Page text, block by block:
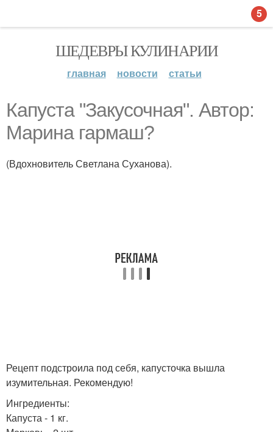
ШЕДЕВРЫ КУЛИНАРИИ
главная новости статьи
Капуста "Закусочная". Автор:
Марина гармаш?
(Вдохновитель Светлана Суханова).
Рецепт подстроила под себя, капусточка вышла
изумительная. Рекомендую!
Ингредиенты:
Капуста - 1 кг.
5